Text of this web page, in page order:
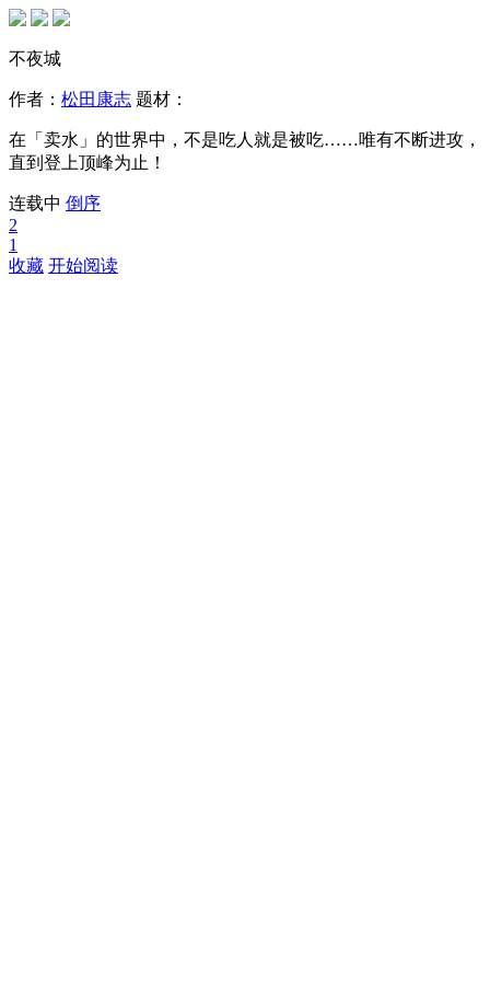
不夜城
作者： 松田康志 题材：
在「卖水」的世界中，不是吃人就是被吃……唯有不断进攻，
直到登上顶峰为止！
连载中 倒序
2
1
收藏 开始阅读